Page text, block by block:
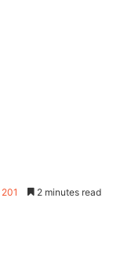
201 2 minutes read